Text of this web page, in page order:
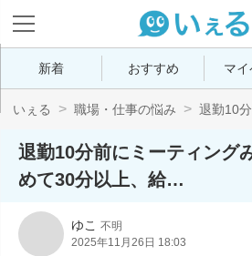
新着 おすすめ マ
いぇる 職場・仕事の悩み 退勤10
退勤10分前にミーティング
めて30分以上、給…
ゆこ 不明
2025年11月26日 18:03